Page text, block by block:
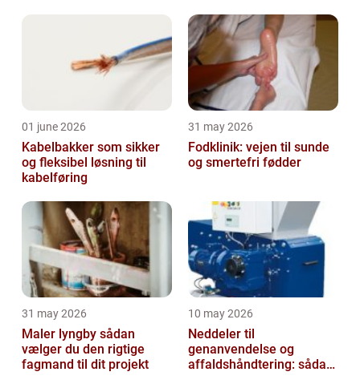
01 june 2026
Kabelbakker som sikker
og fleksibel løsning til
kabelføring
31 may 2026
Fodklinik: vejen til sunde
og smertefri fødder
31 may 2026
Maler lyngby sådan
vælger du den rigtige
fagmand til dit projekt
10 may 2026
Neddeler til
genanvendelse og
affaldshåndtering: sådan